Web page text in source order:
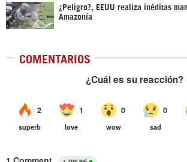
¿Peligro?, EEUU realiza inéditas
Amazonía
COMENTARIOS